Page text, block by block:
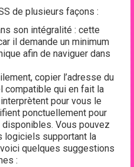
de plusieurs façons :
son intégralité : cette
il demande un minimum
afin de naviguer dans
copier l’adresse du
compatible qui en fait la
pour vous le
ponctuellement pour
Vous pouvez
logiciels supportant la
quelques suggestions
: